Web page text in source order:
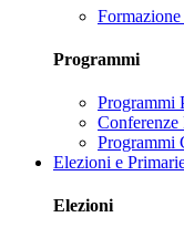
Programmi
Programmi
Conferenze
Programmi
Elezioni e
Elezioni